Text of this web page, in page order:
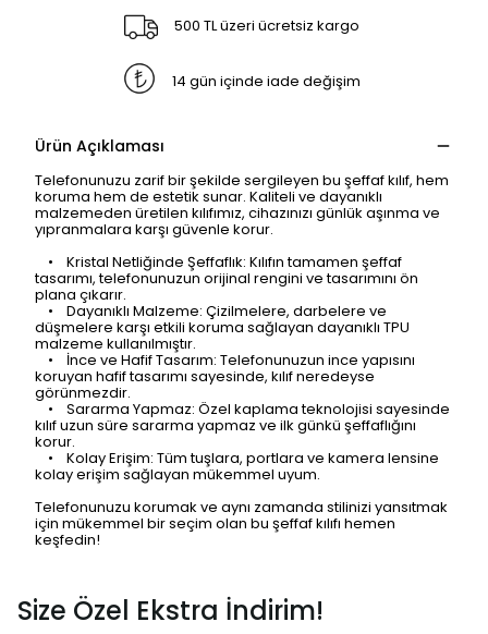
500 TL üzeri ücretsiz kargo
14 gün içinde iade değişim
Ürün Açıklaması
Telefonunuzu zarif bir şekilde sergileyen bu şeffaf kılıf, hem
koruma hem de estetik sunar. Kaliteli ve dayanıklı
malzemeden üretilen kılıfımız, cihazınızı günlük aşınma ve
yıpranmalara karşı güvenle korur.
• Kristal Netliğinde Şeffaflık: Kılıfın tamamen şeffaf
tasarımı, telefonunuzun orijinal rengini ve tasarımını ön
plana çıkarır.
• Dayanıklı Malzeme: Çizilmelere, darbelere ve
düşmelere karşı etkili koruma sağlayan dayanıklı TPU
malzeme kullanılmıştır.
• İnce ve Hafif Tasarım: Telefonunuzun ince yapısını
koruyan hafif tasarımı sayesinde, kılıf neredeyse
görünmezdir.
• Sararma Yapmaz: Özel kaplama teknolojisi sayesinde
kılıf uzun süre sararma yapmaz ve ilk günkü şeffaflığını
korur.
• Kolay Erişim: Tüm tuşlara, portlara ve kamera lensine
kolay erişim sağlayan mükemmel uyum.
Telefonunuzu korumak ve aynı zamanda stilinizi yansıtmak
için mükemmel bir seçim olan bu şeffaf kılıfı hemen
keşfedin!
Size Özel Ekstra İndirim!